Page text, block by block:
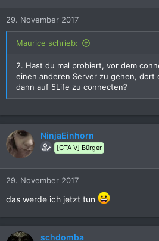
29. November 2017
Maurice schrieb:
2. Hast du mal probiert, vor dem
einen anderen Server zu gehen, dort
dann auf 5Life zu connecten?
NinjaEinhorn
[GTA V] Bürger
29. November 2017
das werde ich jetzt tun
schdomba